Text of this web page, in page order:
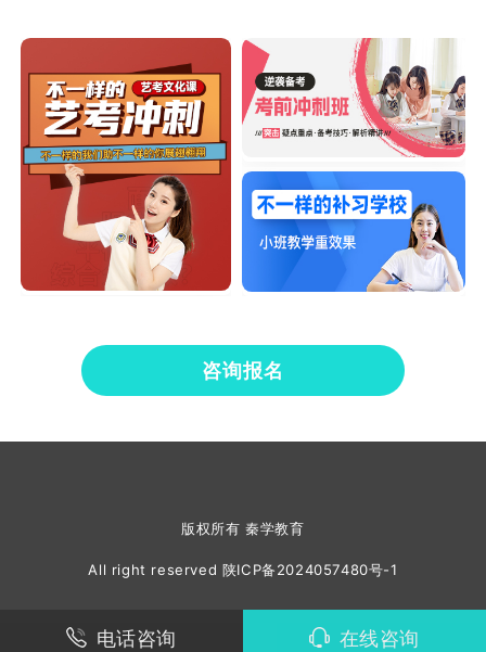
咨询报名
版权所有 秦学教育
All right reserved 陕ICP备2024057480号-1
电话咨询 在线咨询